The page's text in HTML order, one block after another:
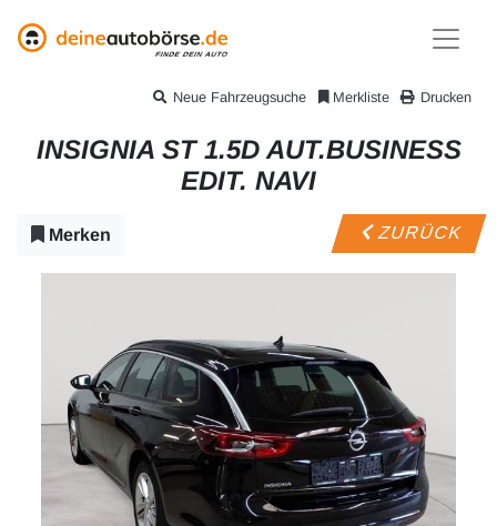
Drucken
Merkliste
Neue Fahrzeugsuche
INSIGNIA ST 1.5D AUT.BUSINESS
EDIT. NAVI
Merken ZURÜCK